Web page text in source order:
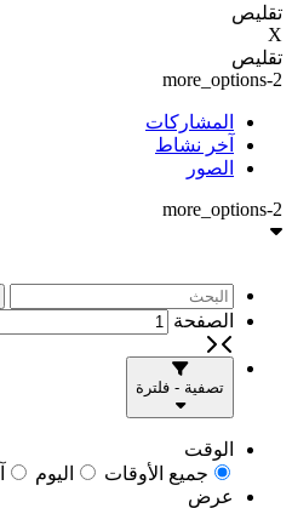
تقليص
X
تقليص
more_options-2
المشاركات
آخر نشاط
الصور
more_options-2
الصفحة
تصفية - فلترة
الوقت
جميع الأوقات
اليوم
عرض